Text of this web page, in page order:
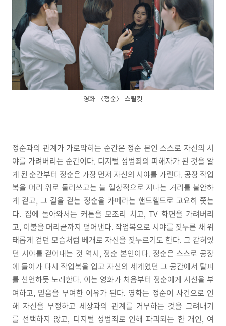
영화 〈정순〉 스틸컷
정순과의 관계가 가로막히는 순간은 정순 본인 스스로 자신의 시
야를 가려버리는 순간이다. 디지털 성범죄의 피해자가 된 것을 알
게 된 순간부터 정순은 가장 먼저 자신의 시야를 가린다. 공장 작업
복을 머리 위로 둘러쓰고는 늘 일상적으로 지나는 거리를 불안하
게 걷고, 그 길을 걷는 정순을 카메라는 핸드헬드로 고요히 쫓는
다. 집에 돌아와서는 커튼을 모조리 치고, TV 화면을 가려버리
고, 이불을 머리끝까지 덮어낸다. 작업복으로 시야를 짓누른 채 위
태롭게 걷던 모습처럼 베개로 자신을 짓누르기도 한다. 그 갇혀있
던 시야를 걷어내는 것 역시, 정순 본인이다. 정순은 스스로 공장
에 들어가 다시 작업복을 입고 자신의 세계였던 그 공간에서 탈피
를 선언하듯 노래한다. 이는 영화가 처음부터 정순에게 시선을 부
여하고, 믿음을 부여한 이유가 된다. 영화는 정순이 사건으로 인
해 자신을 부정하고 세상과의 관계를 거부하는 것을 그려내기
를 선택하지 않고, 디지털 성범죄로 인해 파괴되는 한 개인, 여